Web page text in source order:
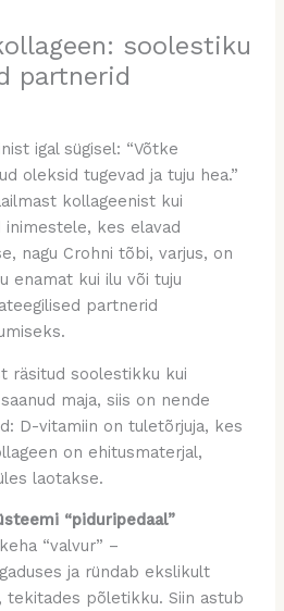
soolestiku
partnerid
igal sügisel: “Võtke
oleksid tugevad ja tuju hea.”
kollageenist kui
inimestele, kes elavad
nagu Crohni tõbi, varjus, on
enamat kui ilu või tuju
partnerid
räsitud soolestikku kui
maja, siis on nende
D-vitamiin on tuletõrjuja, kes
on ehitusmaterjal,
laotakse.
“piduripedaal”
“valvur” –
ja ründab ekslikult
tekitades põletikku. Siin astub